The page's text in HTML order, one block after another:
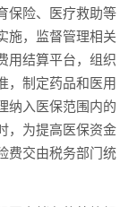
保险、医疗救助等
施，监督管理相关
用结算平台，组织
，制定药品和医用
纳入医保范围内的
，为提高医保资金
费交由税务部门统